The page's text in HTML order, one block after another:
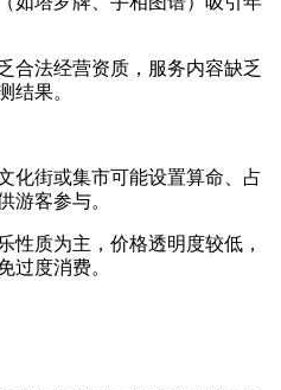
合法经营资质，服务内容缺乏
结果。
化街或集市可能设置算命、占
游客参与。
性质为主，价格透明度较低，
过度消费。